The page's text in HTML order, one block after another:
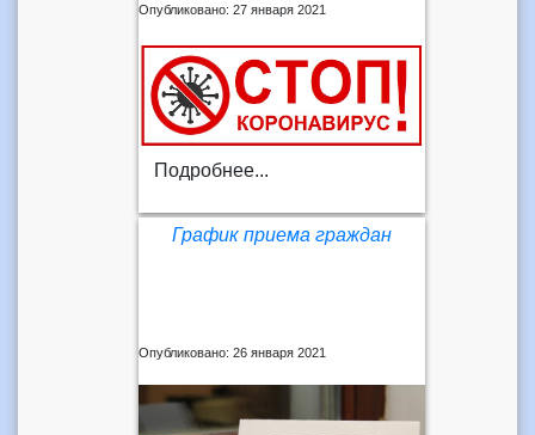
Опубликовано: 27 января 2021
Подробнее...
График приема граждан
Опубликовано: 26 января 2021